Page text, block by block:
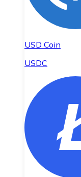
USD Coin
USDC